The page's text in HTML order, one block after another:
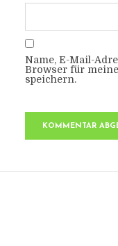
Name, E-Mail-
Browser für
speichern.